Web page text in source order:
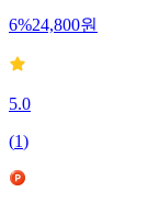
6%24,800원
5.0
(1)